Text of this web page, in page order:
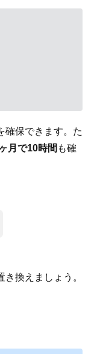
確保できます。た
月で10時間 も確
換えましょう。